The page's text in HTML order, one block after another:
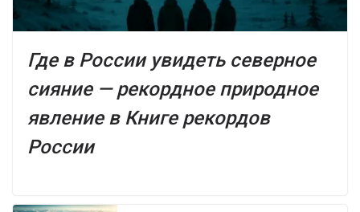
Где в России увидеть северное
сияние — рекордное природное
явление в Книге рекордов
России